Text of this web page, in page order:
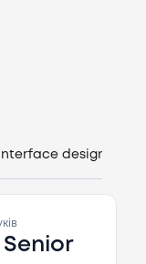
Interface design